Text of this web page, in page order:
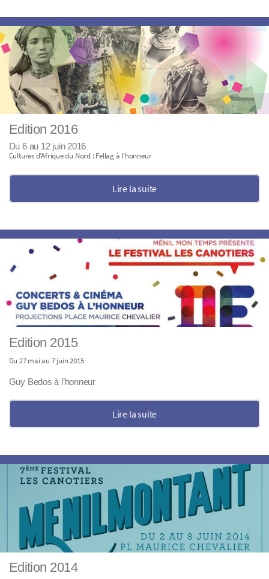
Edition 2016
Du 6 au 12 juin 2016
Cultures d’Afrique du Nord : Fellag à l’honneur
Lire la suite
Edition 2015
Du 27 mai au 7 juin 2015
Guy Bedos à l’honneur
Lire la suite
Edition 2014